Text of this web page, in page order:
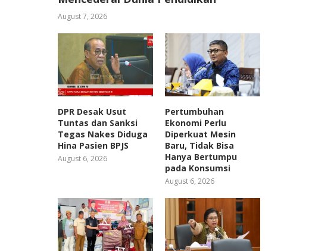
August 7, 2026
DPR Desak Usut
Tuntas dan Sanksi
Tegas Nakes Diduga
Hina Pasien BPJS
August 6, 2026
Pertumbuhan
Ekonomi Perlu
Diperkuat Mesin
Baru, Tidak Bisa
Hanya Bertumpu
pada Konsumsi
August 6, 2026